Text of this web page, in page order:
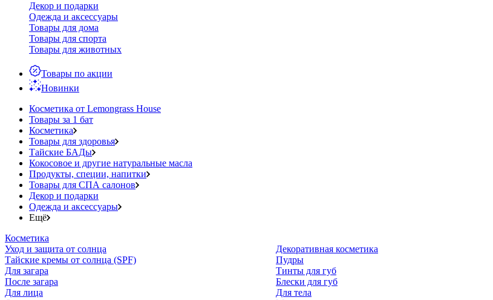
Декор и подарки
Одежда и аксессуары
Товары для дома
Товары для спорта
Товары для животных
Товары по акции
Новинки
Косметика от Lemongrass House
Товары за 1 бат
Косметика
Товары для здоровья
Тайские БАДы
Кокосовое и другие натуральные масла
Продукты, специи, напитки
Товары для СПА салонов
Декор и подарки
Одежда и аксессуары
Ещё
Косметика
Уход и защита от солнца
Тайские кремы от солнца (SPF)
Для загара
После загара
Для лица
Декоративная косметика
Пудры
Тинты для губ
Блески для губ
Для тела